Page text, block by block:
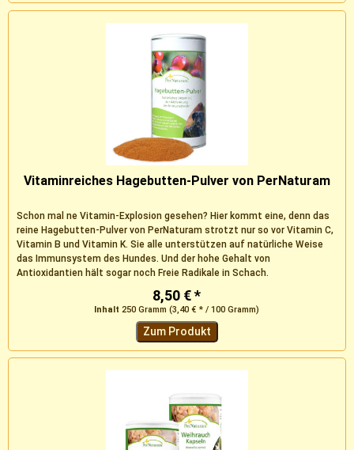
Vitaminreiches Hagebutten-Pulver von PerNaturam
Schon mal ne Vitamin-Explosion gesehen? Hier kommt eine, denn das
reine Hagebutten-Pulver von PerNaturam strotzt nur so vor Vitamin C,
Vitamin B und Vitamin K. Sie alle unterstützen auf natürliche Weise
das Immunsystem des Hundes. Und der hohe Gehalt von
Antioxidantien hält sogar noch Freie Radikale in Schach.
8,50 € *
Inhalt250 Gramm(3,40 € * / 100 Gramm)
Zum Produkt